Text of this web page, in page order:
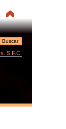
S.F.C.